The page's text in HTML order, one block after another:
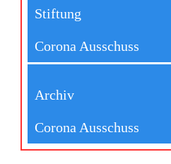
Stiftung
Corona Ausschuss
Archiv
Corona Ausschuss